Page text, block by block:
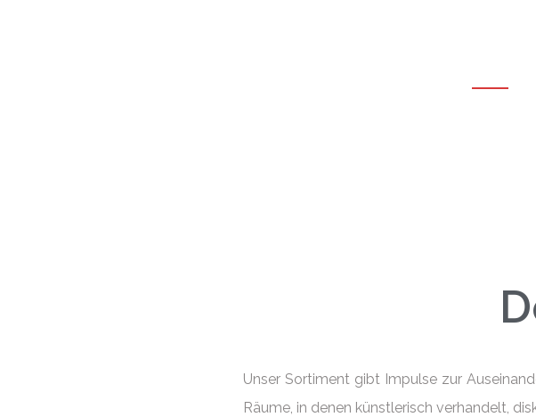
Unser Sortiment gibt Impulse zur
Räume, in denen künstlerisch verhandelt,